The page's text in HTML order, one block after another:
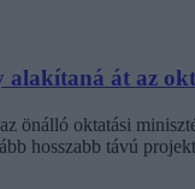
át az
önálló oktatási
hosszabb távú